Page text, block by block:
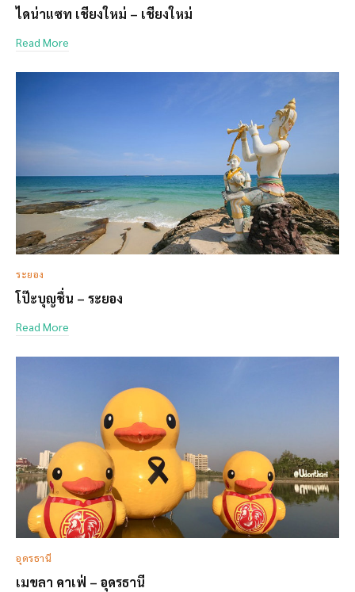
ไดน่าแซท เชียงใหม่ – เชียงใหม่
Read More
ระยอง
โป๊ะบุญชื่น – ระยอง
Read More
อุดรธานี
เมขลา คาเฟ่ – อุดรธานี